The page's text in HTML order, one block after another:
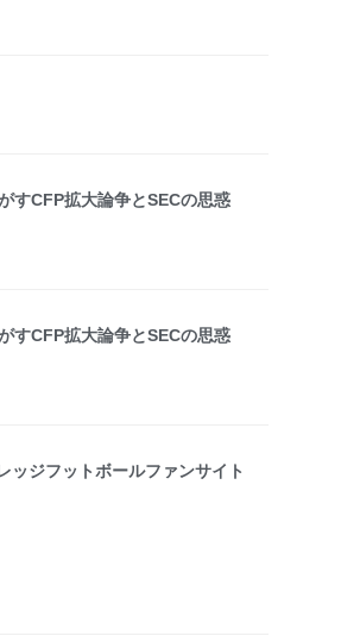
すCFP拡大論争とSECの思惑
すCFP拡大論争とSECの思惑
ジフットボールファンサイト